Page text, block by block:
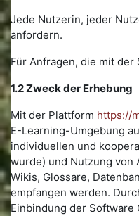
Jede Nutzerin, jeder
anfordern.
Für Anfragen, die mit
1.2 Zweck der Erhebung
Mit der Plattform https://
E-Learning-Umgebung
individuellen und
wurde) und Nutzung von
Wikis, Glossare,
empfangen werden.
Einbindung der